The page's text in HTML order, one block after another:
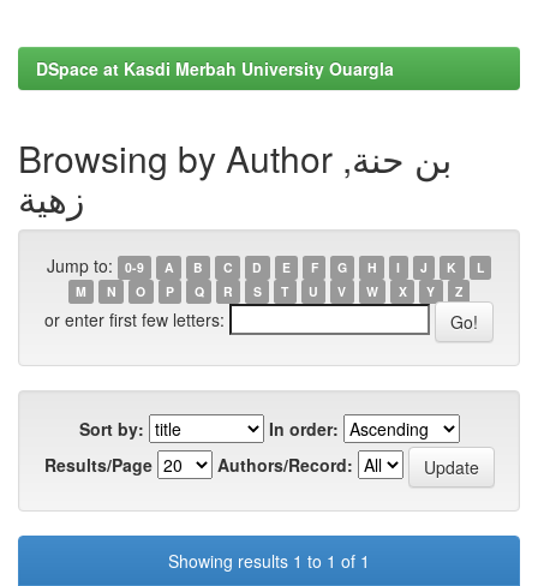
DSpace at Kasdi Merbah University Ouargla
Browsing by Author بن حنة,
زهية
Jump to: 0-9 A B C D E F G H I J K
L
M
N O P Q R S T U V W X Y Z
or enter first few letters:
Sort by:
In order:
Results/Page
Authors/Record:
Showing results 1 to 1 of 1